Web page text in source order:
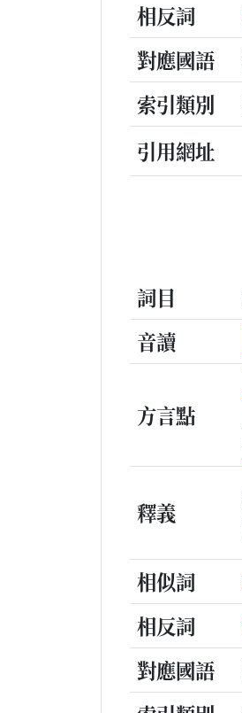
相反詞
對應國語
索引類別
引用網址
詞目
音讀
方言點
釋義
相似詞
相反詞
對應國語